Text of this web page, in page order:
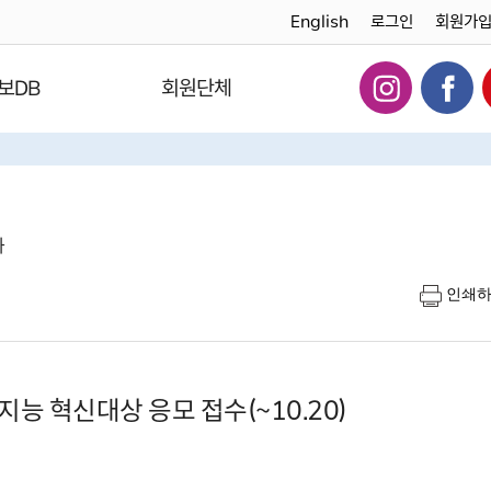
English 로그인 회원가입
DB 회원단체
인쇄
능 혁신대상 응모 접수(~10.20)